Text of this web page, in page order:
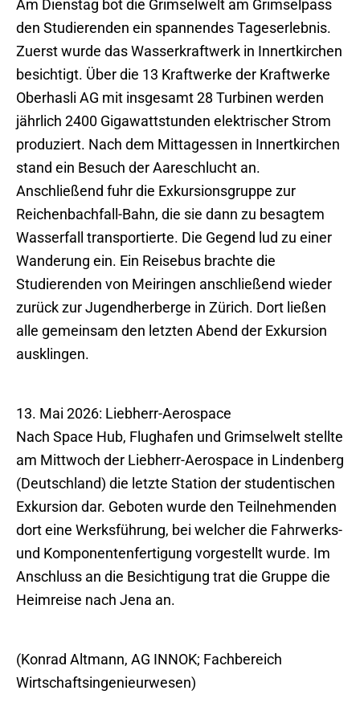
Am Dienstag bot die Grimselwelt am Grimselpass
den Studierenden ein spannendes Tageserlebnis.
Zuerst wurde das Wasserkraftwerk in Innertkirchen
besichtigt. Über die 13 Kraftwerke der Kraftwerke
Oberhasli AG mit insgesamt 28 Turbinen werden
jährlich 2400 Gigawattstunden elektrischer Strom
produziert. Nach dem Mittagessen in Innertkirchen
stand ein Besuch der Aareschlucht an.
Anschließend fuhr die Exkursionsgruppe zur
Reichenbachfall-Bahn, die sie dann zu besagtem
Wasserfall transportierte. Die Gegend lud zu einer
Wanderung ein. Ein Reisebus brachte die
Studierenden von Meiringen anschließend wieder
zurück zur Jugendherberge in Zürich. Dort ließen
alle gemeinsam den letzten Abend der Exkursion
ausklingen.
13. Mai 2026: Liebherr-Aerospace
Nach Space Hub, Flughafen und Grimselwelt stellte
am Mittwoch der Liebherr-Aerospace in Lindenberg
(Deutschland) die letzte Station der studentischen
Exkursion dar. Geboten wurde den Teilnehmenden
dort eine Werksführung, bei welcher die Fahrwerks-
und Komponentenfertigung vorgestellt wurde. Im
Anschluss an die Besichtigung trat die Gruppe die
Heimreise nach Jena an.
(Konrad Altmann, AG INNOK; Fachbereich
Wirtschaftsingenieurwesen)